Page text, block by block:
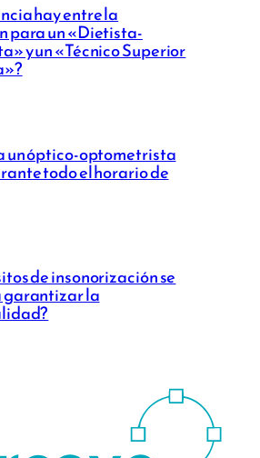
hay entre la
para un «Dietista-
y un «Técnico Superior
un óptico-optometrista
todo el horario de
de insonorización se
garantizar la